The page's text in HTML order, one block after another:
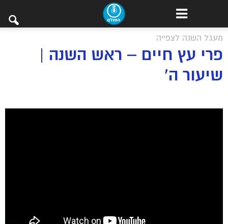
מעגל השנה לצפייה
פרי עץ חיים – ראש השנה |
שיעור ה’